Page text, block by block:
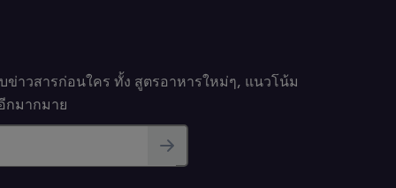
ข่าวสารก่อนใคร ทั้ง สูตรอาหารใหม่ๆ, แนวโน้ม
กมากมาย